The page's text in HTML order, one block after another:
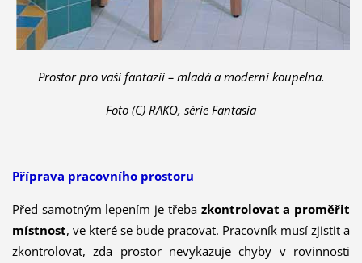
Prostor pro vaši fantazii – mladá a moderní koupelna.
Foto (C) RAKO, série Fantasia
Příprava pracovního prostoru
Před samotným lepením je třeba zkontrolovat a proměřit
místnost, ve které se bude pracovat. Pracovník musí zjistit a
zkontrolovat, zda prostor nevykazuje chyby v rovinnosti